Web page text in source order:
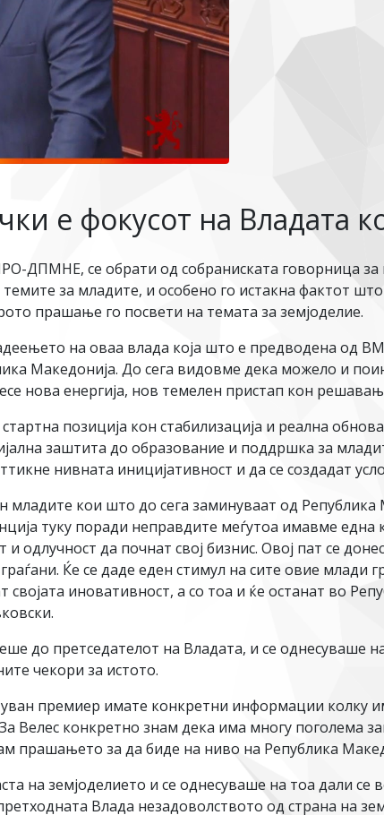
е фокусот на Владата
ДПМНЕ, се обрати од собраниската говорница за
за младите, и особено го истакна фактот
прашање го посвети на темата за земјоделие.
на оваа влада која што е предводена од
Македонија. До сега видовме дека можело и
нова енергија, нов темелен пристап кон
позиција кон стабилизација и реална
заштита до образование и поддршка за
нивната иницијативност и да се создадат
младите кои што до сега заминуваат од
туку поради неправдите меѓутоа имавме
одлучност да почнат свој бизнис. Овој пат се
Ќе се даде еден стимул на сите овие млади
својата иновативност, а со тоа и ќе останат во
до претседателот на Владата, и се однесуваше
чекори за истото.
премиер имате конкретни информации колку
Велес конкретно знам дека има многу поголема
прашањето за да биде на ниво на Република
на земјоделието и се однесуваше на тоа дали се
Влада незадоволството од страна на